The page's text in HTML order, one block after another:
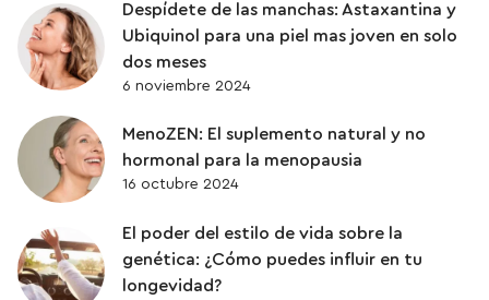
SUPLEMENTACIÓN
UBIQUINOL
VITAMINAS
ZINC
Despídete de las manchas: Astaxantina y
Ubiquinol para una piel mas joven en solo
dos meses
6 noviembre 2024
MenoZEN: El suplemento natural y no
hormonal para la menopausia
16 octubre 2024
El poder del estilo de vida sobre la
genética: ¿Cómo puedes influir en tu
longevidad?